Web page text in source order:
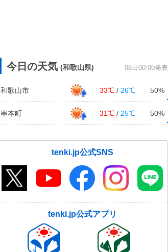
今日の天気 (和歌山県) 08日00:00発表
和歌山市 33℃ / 26℃ 50%
串本町 31℃ / 25℃ 50%
tenki.jp公式SNS
tenki.jp公式アプリ